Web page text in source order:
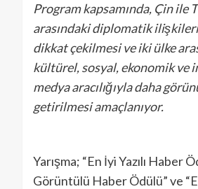
Program kapsamında, Çin ile
arasındaki diplomatik
dikkat çekilmesi ve iki ülke
kültürel, sosyal, ekonomik ve
medya aracılığıyla daha
getirilmesi amaçlanıyor.
Yarışma; “En İyi Yazılı Haber
Görüntülü Haber Ödülü” ve